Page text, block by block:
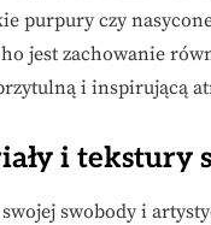
purpury czy
jest zachowanie
i inspirującą
i tekstury
swobody i